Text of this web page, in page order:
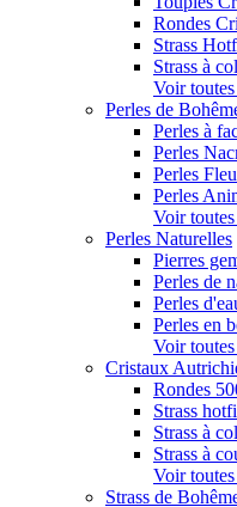
Rondes
Strass
Strass à
Voir
Perles de
Perles à
Perles
Perles
Perles
Voir
Perles Naturelles
Pierres
Perles de
Perles
Perles en
Voir
Cristaux
Rondes
Strass
Strass à
Strass à
Voir
Strass de